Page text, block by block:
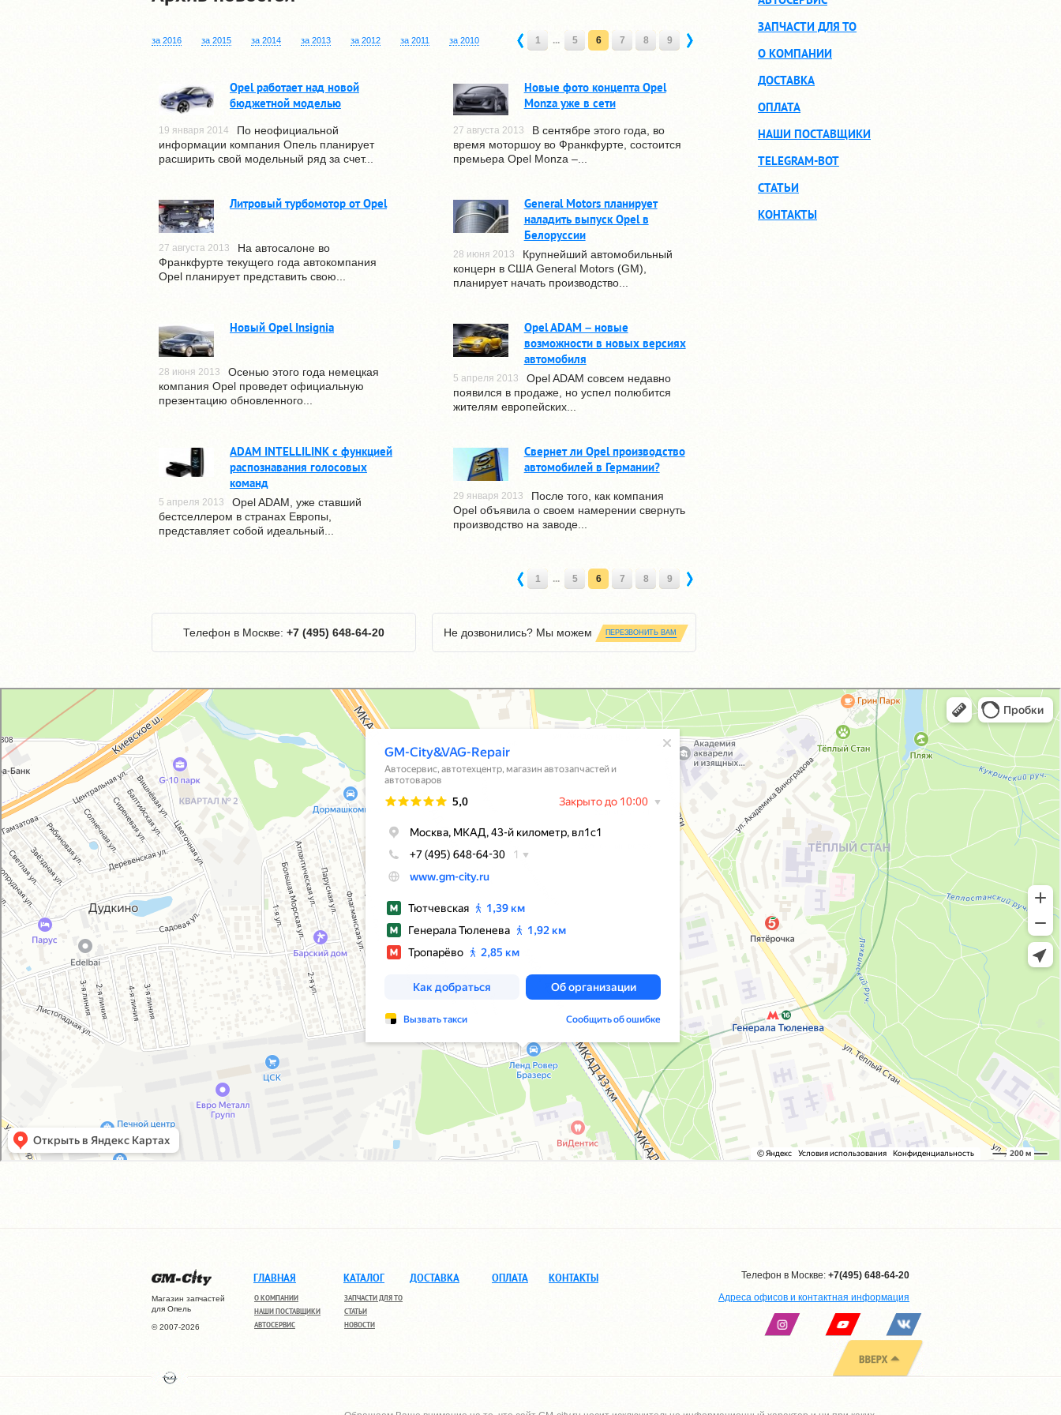
за 2016 за 2015 за 2014 за 2013 за 2012 за 2011 за 2010 1 ... 5 6 7 8 9
Opel работает над новой
бюджетной моделью
19 января 2014
По неофициальной
информации компания Опель планирует
расширить свой модельный ряд за счет...
Новые фото концепта Opel
Monza уже в сети
27 августа 2013
В сентябре этого года, во
время моторшоу во Франкфурте, состоится
премьера Opel Monza –...
Литровый турбомотор от Opel
27 августа 2013
На автосалоне во
Франкфурте текущего года автокомпания
Opel планирует представить свою...
General Motors планирует
наладить выпуск Opel в
Белоруссии
28 июня 2013
Крупнейший автомобильный
концерн в США General Motors (GM),
планирует начать производство...
Новый Opel Insignia
28 июня 2013
Осенью этого года немецкая
компания Opel проведет официальную
презентацию обновленного...
Opel ADAM – новые
возможности в новых версиях
автомобиля
5 апреля 2013
Opel ADAM совсем недавно
появился в продаже, но успел полюбится
жителям европейских...
ADAM INTELLILINK с функцией
распознавания голосовых
команд
5 апреля 2013
Opel ADAM, уже ставший
бестселлером в странах Европы,
представляет собой идеальный...
Свернет ли Opel производство
автомобилей в Германии?
29 января 2013
После того, как компания
Opel объявила о своем намерении свернуть
производство на заводе...
1 ... 5 6 7 8 9
Телефон в Москве: +7 (495) 648-64-20 Не дозвонились? Мы можем ПЕРЕЗВОНИТЬ ВАМ
ЗАПЧАСТИ ДЛЯ ТО
О КОМПАНИИ
ДОСТАВКА
ОПЛАТА
НАШИ ПОСТАВЩИКИ
TELEGRAM-BOT
СТАТЬИ
КОНТАКТЫ
GM-City&VAG-Repair
Автосервис, автотехцентр в Москве
Магазин автозапчастей и автотоваров в Москве
Магазин запчастей
для Опель
© 2007-2026
ГЛАВНАЯ
О КОМПАНИИ
НАШИ ПОСТАВЩИКИ
АВТОСЕРВИС
КАТАЛОГ
ЗАПЧАСТИ ДЛЯ ТО
СТАТЬИ
НОВОСТИ
ДОСТАВКА ОПЛАТА КОНТАКТЫ Телефон в Москве: +7(495) 648-64-20
Адреса офисов и контактная информация